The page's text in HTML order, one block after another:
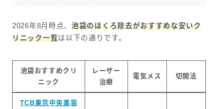
2026年8月時点、 池袋のほくろ除去がおすすめな安いク
リニック一覧は以下の通りです。
池袋おすすめクリ
ニック
レーザー
治療
電気メス 切開法
TCB東京中央美容